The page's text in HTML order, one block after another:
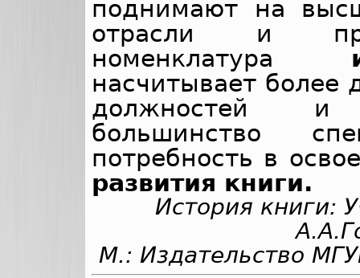
поднимают на
отрасли и
номенклатура
насчитывает более
должностей и
большинство
потребность в
развития книги.
История книги:
М.: Издательство